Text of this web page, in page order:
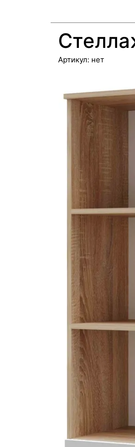
Артикул: нет